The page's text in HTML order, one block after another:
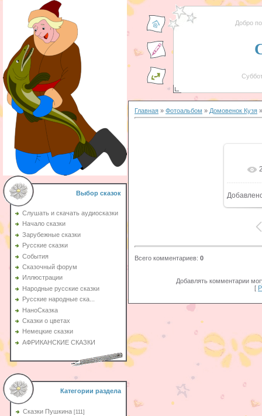
Выбор сказок
Слушать и скачать аудиосказки
Начало сказки
Зарубежные сказки
Русские сказки
События
Сказочный форум
Иллюстрации
Народные русские сказки
Русские народные ска...
НаноСказка
Сказки о цветах
Немецкие сказки
АФРИКАНСКИЕ СКАЗКИ
Категории раздела
Сказки Пушкина [111]
Добро
Главная » Фотоальбом » Домовенок Кузя
Всего комментариев: 0
Добавлять комментарии
[